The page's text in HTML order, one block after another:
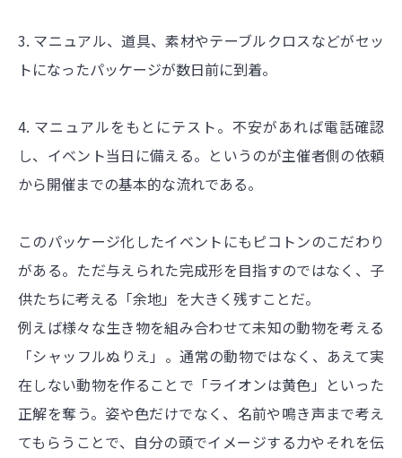
3. マニュアル、道具、素材やテーブルクロスなどがセッ
トになったパッケージが数日前に到着。
4. マニュアルをもとにテスト。不安があれば電話確認
し、イベント当日に備える。というのが主催者側の依頼
から開催までの基本的な流れである。
このパッケージ化したイベントにもピコトンのこだわり
がある。ただ与えられた完成形を目指すのではなく、子
供たちに考える「余地」を大きく残すことだ。
例えば様々な生き物を組み合わせて未知の動物を考える
「シャッフルぬりえ」。通常の動物ではなく、あえて実
在しない動物を作ることで「ライオンは黄色」といった
正解を奪う。姿や色だけでなく、名前や鳴き声まで考え
てもらうことで、自分の頭でイメージする力やそれを伝